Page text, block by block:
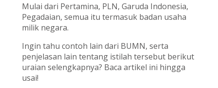
Mulai dari Pertamina, PLN, Garuda Indonesia,
Pegadaian, semua itu termasuk badan usaha
milik negara.
Ingin tahu contoh lain dari BUMN, serta
penjelasan lain tentang istilah tersebut berikut
uraian selengkapnya? Baca artikel ini hingga
usai!